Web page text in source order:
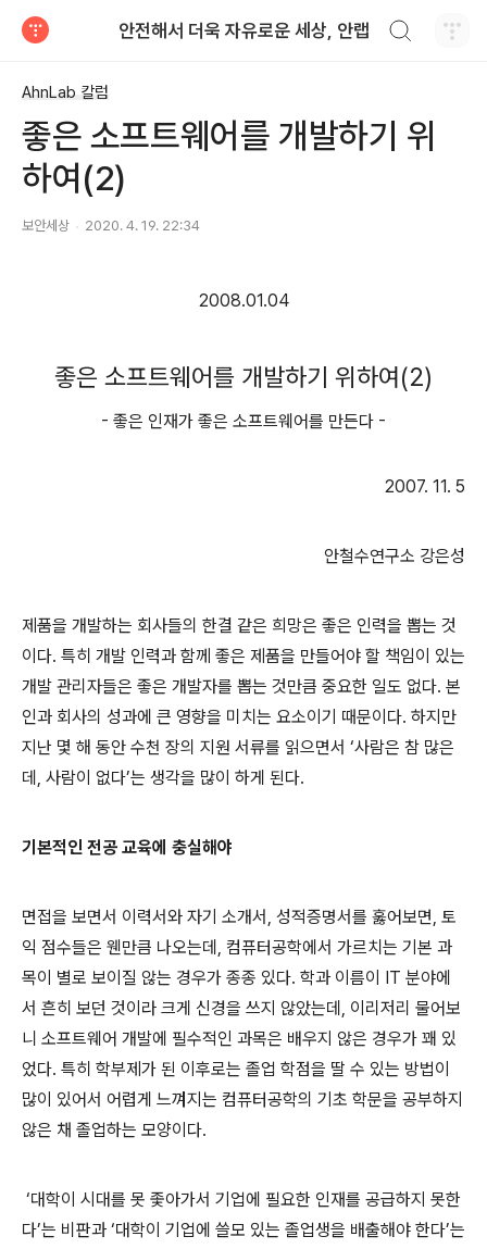
안전해서 더욱 자유로운 세상, 안랩
AhnLab 칼럼
좋은 소프트웨어를 개발하기 위
하여(2)
보안세상 2020. 4. 19. 22:34
2008.01.04
좋은 소프트웨어를 개발하기 위하여 (2)
- 좋은 인재가 좋은 소프트웨어를 만든다 -
2007. 11. 5
안철수연구소 강은성
제품을 개발하는 회사들의 한결 같은 희망은 좋은 인력을 뽑는 것
이다. 특히 개발 인력과 함께 좋은 제품을 만들어야 할 책임이 있는
개발 관리자들은 좋은 개발자를 뽑는 것만큼 중요한 일도 없다. 본
인과 회사의 성과에 큰 영향을 미치는 요소이기 때문이다. 하지만
지난 몇 해 동안 수천 장의 지원 서류를 읽으면서 ‘사람은 참 많은
데 , 사람이 없다’는 생각을 많이 하게 된다.
기본적인 전공 교육에 충실해야
면접을 보면서 이력서와 자기 소개서, 성적증명서를 훓어보면, 토
익 점수들은 웬만큼 나오는데 , 컴퓨터공학에서 가르치는 기본 과
목이 별로 보이질 않는 경우가 종종 있다. 학과 이름이 IT 분야에
서 흔히 보던 것이라 크게 신경을 쓰지 않았는데 , 이리저리 물어보
니 소프트웨어 개발에 필수적인 과목은 배우지 않은 경우가 꽤 있
었다. 특히 학부제가 된 이후로는 졸업 학점을 딸 수 있는 방법이
많이 있어서 어렵게 느껴지는 컴퓨터공학의 기초 학문을 공부하지
않은 채 졸업하는 모양이다.
‘대학이 시대를 못 좇아가서 기업에 필요한 인재를 공급하지 못한
다’는 비판과 ‘대학이 기업에 쓸모 있는 졸업생을 배출해야 한다’는